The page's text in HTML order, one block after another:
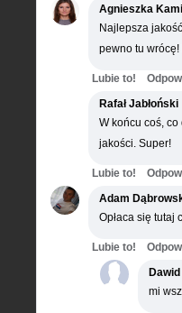
Agnieszka
Najlepsza
pewno tu
Lubie to!
Rafał Jabłoński
W końcu coś, co
jakości. Super!
Lubie to!
Adam
Opłaca się tutaj
Lubie to!
mi